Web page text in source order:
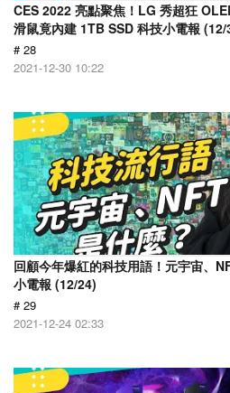
CES 2022 亮點聚焦！LG 秀超狂
滑鼠竟內建 1TB SSD 科技小電報 (12/
# 28
2021-12-30 10:22
回顧今年爆紅的科技用語！元宇宙、
小電報 (12/24)
# 29
2021-12-24 02:33